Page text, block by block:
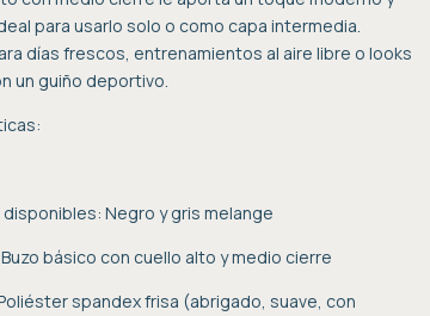
para usarlo solo o como capa intermedia.
días frescos, entrenamientos al aire libre o looks
un guiño deportivo.
Negro y gris melange
básico con cuello alto y medio cierre
spandex frisa (abrigado, suave, con